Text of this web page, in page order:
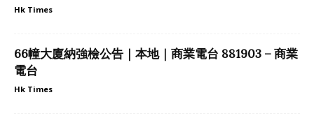
Hk Times
66幢大廈納強檢公告｜本地｜商業電台 881903 – 商業
電台
Hk Times